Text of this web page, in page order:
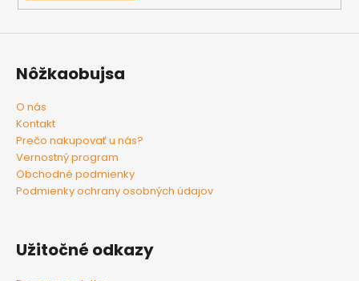
Nôžkaobujsa
O nás
Kontakt
Prečo nakupovať u nás?
Vernostný program
Obchodné podmienky
Podmienky ochrany osobných údajov
Užitočné odkazy